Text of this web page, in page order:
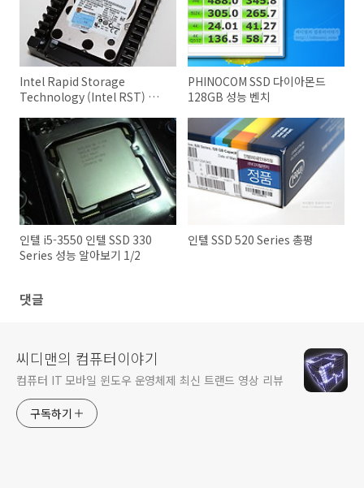
Intel Rapid Storage
Technology (Intel RST) 설
PHINOCOM 다이아몬드 SSD
PHINOCOM SSD 다이아몬드
128GB 성능 벤치
인텔 i5-3550 인텔 SSD 330
Series 성능 알아보기 1/2
인텔 SSD 520 Series 총평
댓글
씨디맨의 컴퓨터이야기
컴퓨터 IT 모바일 윈도우 운영체제 최신 트랜드 영상 리뷰
구독하기